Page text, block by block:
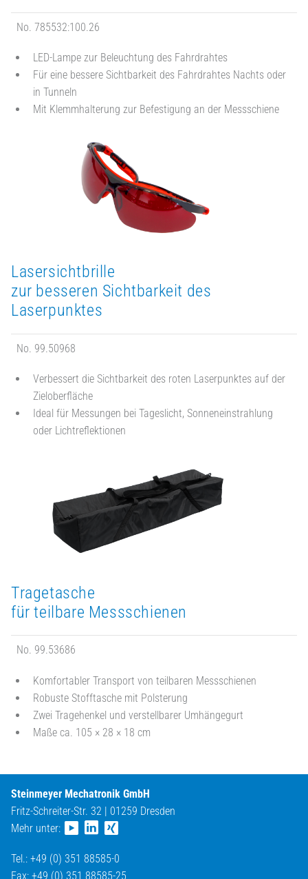
No. 785532:100.26
LED-Lampe zur Beleuchtung des Fahrdrahtes
Für eine bessere Sichtbarkeit des Fahrdrahtes Nachts oder
in Tunneln
Mit Klemmhalterung zur Befestigung an der Messschiene
Lasersichtbrille
zur besseren Sichtbarkeit des
Laserpunktes
No. 99.50968
Verbessert die Sichtbarkeit des roten Laserpunktes auf der
Zieloberfläche
Ideal für Messungen bei Tageslicht, Sonneneinstrahlung
oder Lichtreflektionen
Tragetasche
für teilbare Messschienen
No. 99.53686
Komfortabler Transport von teilbaren Messschienen
Robuste Stofftasche mit Polsterung
Zwei Tragehenkel und verstellbarer Umhängegurt
Maße ca. 105 × 28 × 18 cm
Steinmeyer Mechatronik GmbH
Fritz-Schreiter-Str. 32 | 01259 Dresden
Mehr unter:
Tel.: +49 (0) 351 88585-0
Fax: +49 (0) 351 88585-25